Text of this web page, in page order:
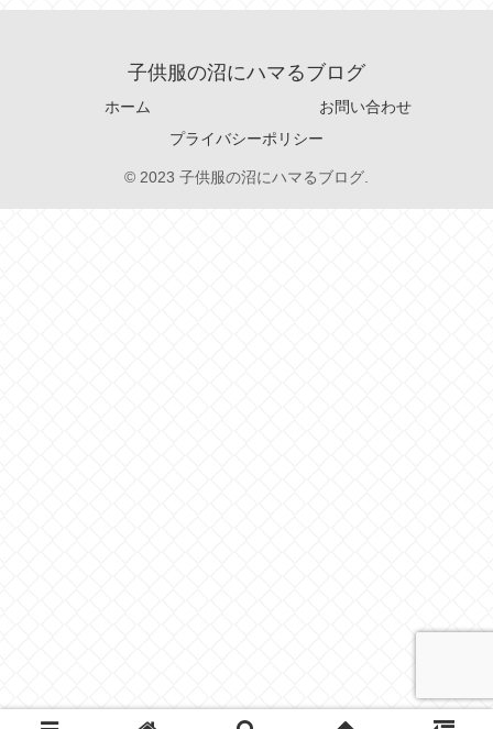
子供服の沼にハマるブログ
ホーム
お問い合わせ
プライバシーポリシー
© 2023 子供服の沼にハマるブログ.